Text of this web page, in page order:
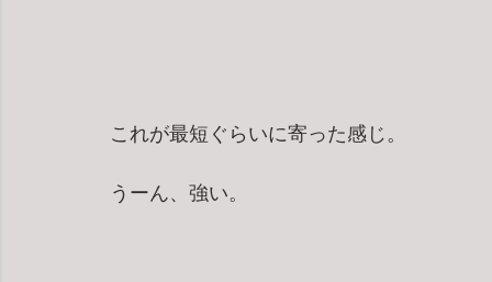
これが最短ぐらいに寄った感じ。
うーん、強い。